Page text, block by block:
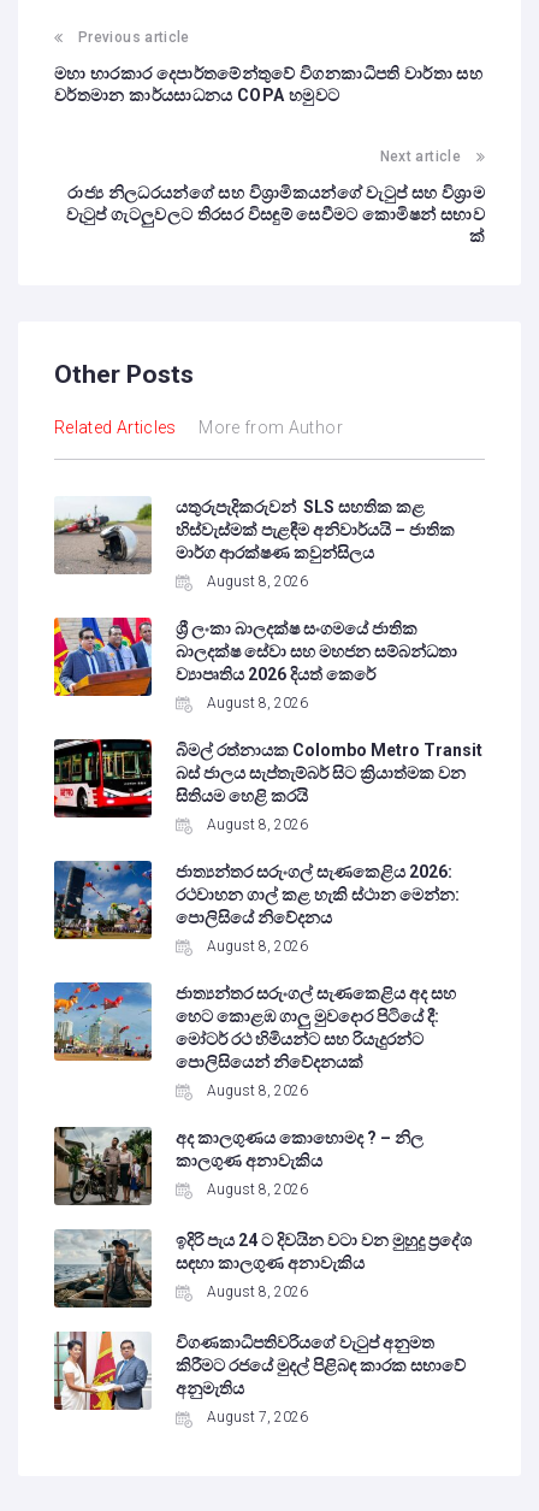
Previous article
මහා භාරකාර දෙපාර්තමේන්තුවේ විගනකාධිපති වාර්තා සහ
වර්තමාන කාර්යසාධනය COPA හමුවට
Next article
රාජ්‍ය නිලධරයන්ගේ සහ විශ්‍රාමිකයන්ගේ වැටුප් සහ විශ්‍රාම
වැටුප් ගැටලුවලට තිරසර විසඳුම් සෙවීමට කොමිෂන් සභාව
ක්
Other Posts
Related Articles More from Author
යතුරුපැදිකරුවන් SLS සහතික කළ
හිස්වැස්මක් පැළඳීම අනිවාර්යයි – ජාතික
මාර්ග ආරක්ෂණ කවුන්සිලය
August 8, 2026
ශ්‍රී ලංකා බාලදක්ෂ සංගමයේ ජාතික
බාලදක්ෂ සේවා සහ මහජන සම්බන්ධතා
ව්‍යාපෘතිය 2026 දියත් කෙරේ
August 8, 2026
බිමල් රත්නායක Colombo Metro Transit
බස් ජාලය සැප්තැම්බර් සිට ක්‍රියාත්මක වන
සිතියම හෙළි කරයි
August 8, 2026
ජාත්‍යන්තර සරුංගල් සැණකෙළිය 2026:
රථවාහන ගාල් කළ හැකි ස්ථාන මෙන්න:
පොලිසියේ නිවේදනය
August 8, 2026
ජාත්‍යන්තර සරුංගල් සැණකෙළිය අද සහ
හෙට කොළඹ ගාලු මුවදොර පිටියේ දී:
මෝටර් රථ හිමියන්ට සහ රියැදුරන්ට
පොලිසියෙන් නිවේදනයක්
August 8, 2026
අද කාලගුණය කොහොමද ? – නිල
කාලගුණ අනාවැකිය
August 8, 2026
ඉදිරි පැය 24 ට දිවයින වටා වන මුහුදු ප්‍රදේශ
සඳහා කාලගුණ අනාවැකිය
August 8, 2026
විගණකාධිපතිවරියගේ වැටුප් අනුමත
කිරීමට රජයේ මුදල් පිළිබඳ කාරක සභාවේ
අනුමැතිය
August 7, 2026